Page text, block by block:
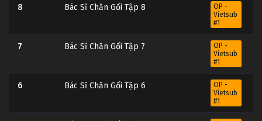
8 Bác Sĩ Chăn Gối Tập 8
OP -
Vietsub
#1
7 Bác Sĩ Chăn Gối Tập 7
OP -
Vietsub
#1
6 Bác Sĩ Chăn Gối Tập 6
OP -
Vietsub
#1